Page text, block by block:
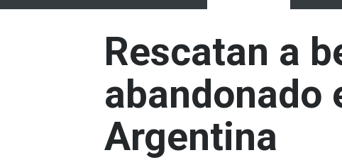
Rescatan a
abandonado
Argentina